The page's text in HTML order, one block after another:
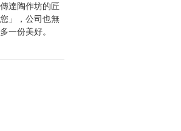
達陶作坊的匠
」，公司也無
一份美好。